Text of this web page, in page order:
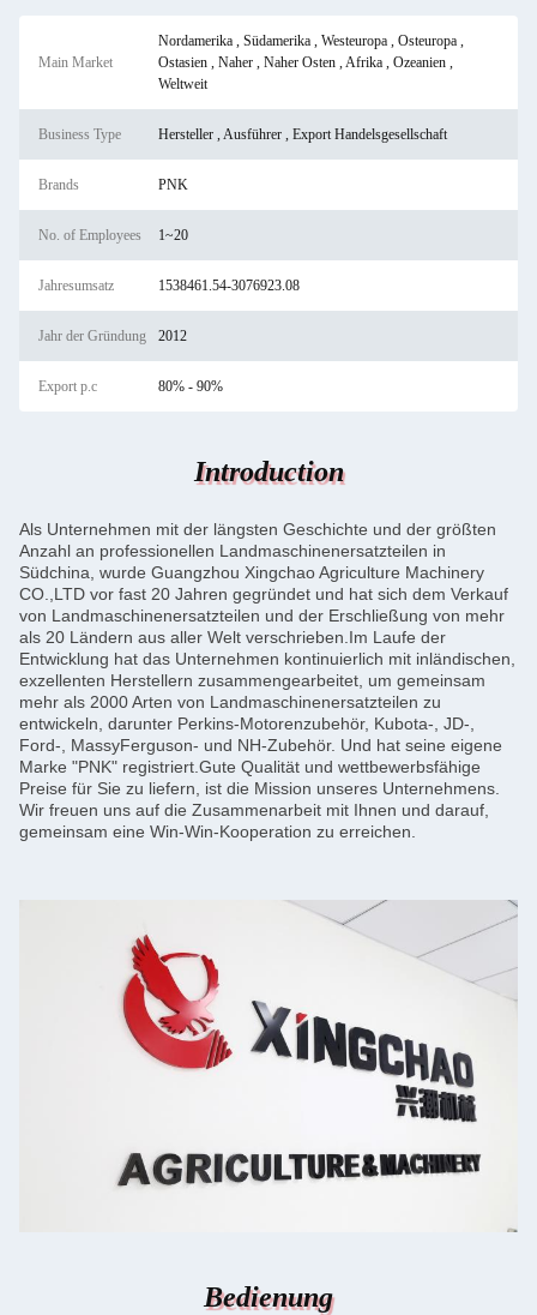
Main Market
Nordamerika , Südamerika , Westeuropa , Osteuropa ,
Ostasien , Naher , Naher Osten , Afrika , Ozeanien ,
Weltweit
Business Type Hersteller , Ausführer , Export Handelsgesellschaft
Brands PNK
No. of Employees 1~20
Jahresumsatz 1538461.54-3076923.08
Jahr der Gründung 2012
Export p.c 80% - 90%
Introduction
Als Unternehmen mit der längsten Geschichte und der größten
Anzahl an professionellen Landmaschinenersatzteilen in
Südchina, wurde Guangzhou Xingchao Agriculture Machinery
CO.,LTD vor fast 20 Jahren gegründet und hat sich dem Verkauf
von Landmaschinenersatzteilen und der Erschließung von mehr
als 20 Ländern aus aller Welt verschrieben. Im Laufe der
Entwicklung hat das Unternehmen kontinuierlich mit inländischen,
exzellenten Herstellern zusammengearbeitet, um gemeinsam
mehr als 2000 Arten von Landmaschinenersatzteilen zu
entwickeln, darunter Perkins-Motorenzubehör, Kubota-, JD-,
Ford-, MassyFerguson- und NH-Zubehör. Und hat seine eigene
Marke "PNK" registriert. Gute Qualität und wettbewerbsfähige
Preise für Sie zu liefern, ist die Mission unseres Unternehmens.
Wir freuen uns auf die Zusammenarbeit mit Ihnen und darauf,
gemeinsam eine Win-Win-Kooperation zu erreichen.
Bedienung